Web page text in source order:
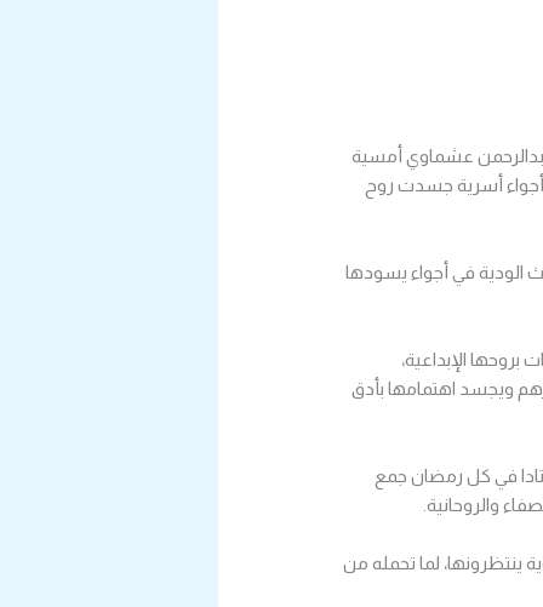
عبدالرحمن عشماوي أمسية
أسرية جسدت روح
الودية في أجواء يسودها
الإبداعية،
ويجسد اهتمامها بأدق
في كل رمضان جمع
والروحانية.
ينتظرونها، لما تحمله من